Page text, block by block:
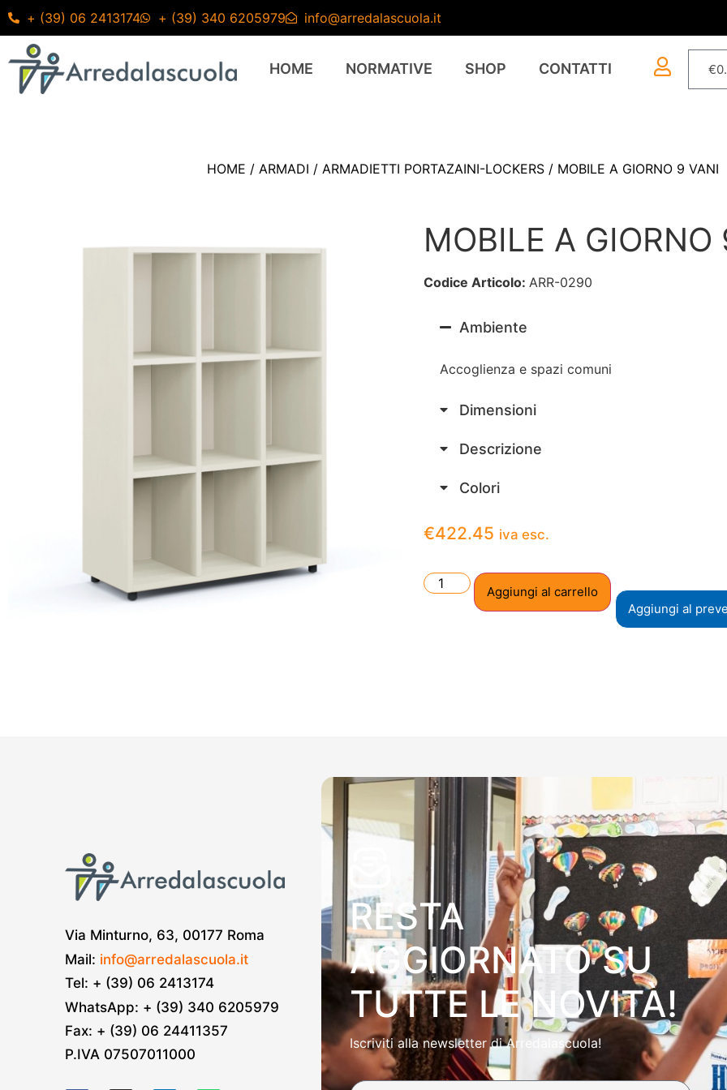
+ (39) 06 2413174 + (39) 340 6205979 info@arredalascuola.it
HOME NORMATIVE SHOP CONTATTI €
HOME / ARMADI / ARMADIETTI PORTAZAINI-LOCKERS/ MOBILE A GIORNO 9 VANI
MOBILE A GIORNO
Codice Articolo: ARR-0290
Ambiente
Accoglienza e spazi comuni
Dimensioni
Descrizione
Colori
€422.45 iva esc.
Aggiungi al carrello
Aggiungi al
Via Minturno, 63, 00177 Roma
Mail: info@arredalascuola.it
Tel: + (39) 06 2413174
WhatsApp: + (39) 340 6205979
Fax: + (39) 06 24411357
P.IVA 07507011000
RESTA
AGGIORNATO SU
TUTTE LE NOVITÀ!
Iscriviti alla newsletter di Arredalascuola!